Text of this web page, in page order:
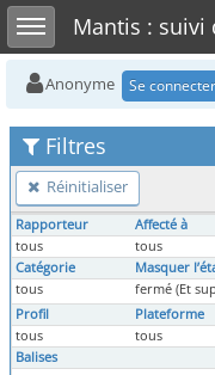
Toggle sidebarMantis : suivi
Anonyme Se connecter
Filtres
Réinitialiser
Rapporteur Affecté à
tous
tous
Catégorie
Masquer
tous
fermé (Et
Profil
Plateforme
tous
tous
Balises